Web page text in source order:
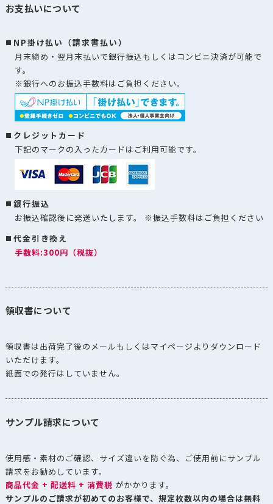
お支払いについて
NP掛け払い（請求書払い）
月末締め・翌月末払いで銀行振込もしくはコンビニ決済が可能で
す。
※銀行へのお振込手数料はご負担ください。
クレジットカード
下記のマークの入ったカードはご利用可能です。
銀行振込
お振込確認後に発送いたします。 ※振込手数料はご負担ください
代金引き換え
手数料:300円（税抜）
領収書について
領収書は出荷完了後のメールもしくはマイページよりダウンロード
いただけます。
紙面での発行はしていません。
サンプル請求について
使用感・素材のご確認、サイズ違いを防ぐ為、ご使用前にサンプル
請求をお勧めしています。
商品代金 + 配送料 + 消費税 がかかります。
サンプルのご請求が初めてのお客様で、規定枚数以内の場合は無料